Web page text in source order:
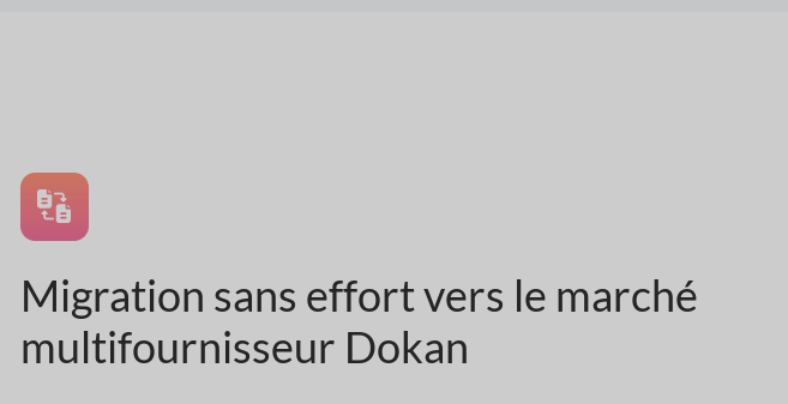
Migration sans effort vers le marché
multifournisseur Dokan